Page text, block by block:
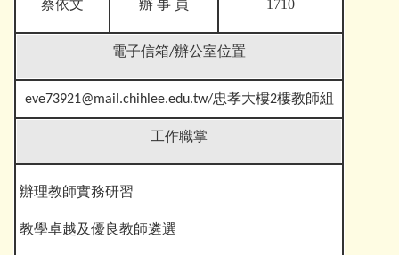
蔡依文 辦 事 員 1710
電子信箱/辦公室位置
eve73921@mail.chihlee.edu.tw/忠孝大樓2樓教師組
工作職掌
辦理教師實務研習
教學卓越及優良教師遴選